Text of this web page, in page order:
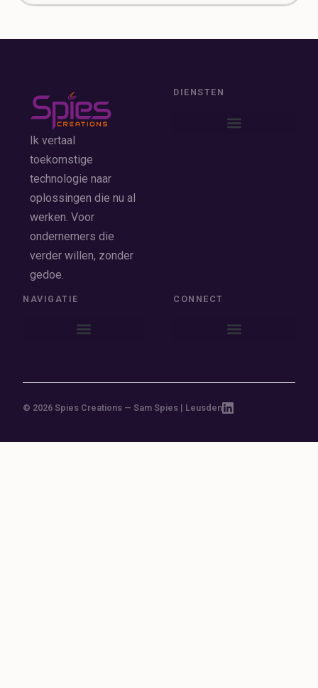
Ik vertaal
toekomstige
technologie naar
oplossingen die nu al
werken. Voor
ondernemers die
verder willen, zonder
gedoe.
DIENSTEN
NAVIGATIE CONNECT
© 2026 Spies Creations — Sam Spies | Leusden